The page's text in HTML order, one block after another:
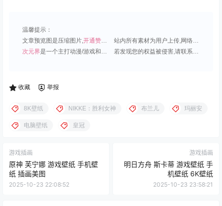
温馨提示：
文章预览图是压缩图片,开通赞助会员 可免费下载超清原图;
站内所有素材为用户上传,网络分享或原创,请勿用于商业用途;
次元界是一个主打动漫/游戏和虚拟偶像角色的插画壁纸平台; 若发现您的权益被侵害,请联系QQ1815919191,我们尽快处理.
收藏 举报
8K壁纸 NIKKE：胜利女神 布兰儿 玛丽安
电脑壁纸 皇冠
游戏插画
原神 芙宁娜 游戏壁纸 手机壁
纸 插画美图
2025-10-23 22:08:52
游戏插画
明日方舟 斯卡蒂 游戏壁纸 手
机壁纸 6K壁纸
2025-10-23 23:58:21